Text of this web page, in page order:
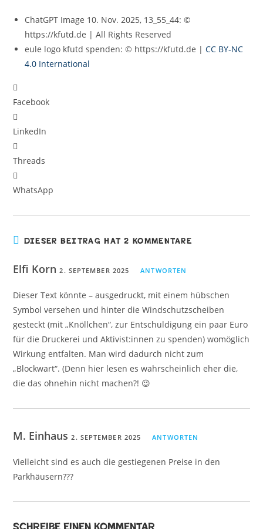
ChatGPT Image 10. Nov. 2025, 13_55_44: ©
https://kfutd.de | All Rights Reserved
eule logo kfutd spenden: © https://kfutd.de |CC BY-NC
4.0 International
Facebook
LinkedIn
Threads
WhatsApp
DIESER BEITRAG HAT 2 KOMMENTARE
Elfi Korn2. SEPTEMBER 2025 ANTWORTEN
Dieser Text könnte – ausgedruckt, mit einem hübschen
Symbol versehen und hinter die Windschutzscheiben
gesteckt (mit „Knöllchen“, zur Entschuldigung ein paar Euro
für die Druckerei und Aktivist:innen zu spenden) womöglich
Wirkung entfalten. Man wird dadurch nicht zum
„Blockwart“. (Denn hier lesen es wahrscheinlich eher die,
die das ohnehin nicht machen?! 😉
M. Einhaus2. SEPTEMBER 2025 ANTWORTEN
Vielleicht sind es auch die gestiegenen Preise in den
Parkhäusern???